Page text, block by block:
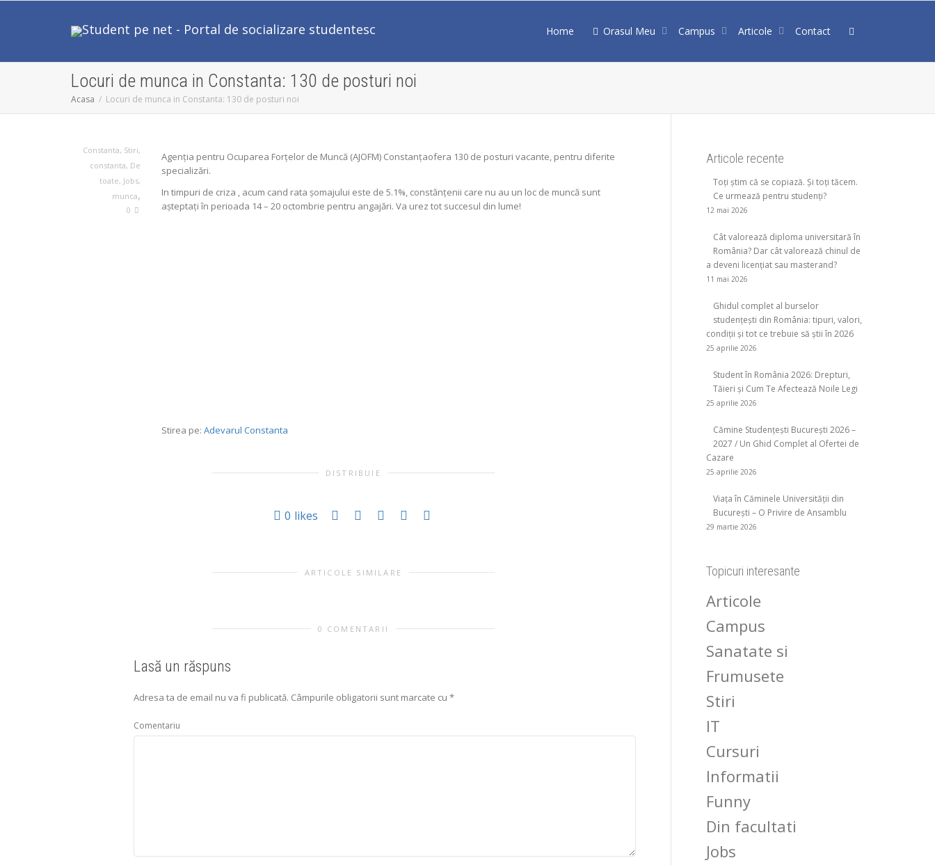
Home Orasul Meu Campus Articole Contact
Locuri de munca in Constanta: 130 de posturi noi
Acasa Locuri de munca in Constanta: 130 de posturi noi
Constanta, Stiri,
constanta, De
toate, Jobs,
munca,
0
Agenţia pentru Ocuparea Forţelor de Muncă (AJOFM) Constanţaofera 130 de posturi vacante, pentru diferite
specializări.
In timpuri de criza , acum cand rata şomajului este de 5.1%, constănţenii care nu au un loc de muncă sunt
aşteptaţi în perioada 14 – 20 octombrie pentru angajări. Va urez tot succesul din lume!
Stirea pe: Adevarul Constanta
DISTRIBUIE
0 likes
ARTICOLE SIMILARE
0 COMENTARII
Lasă un răspuns
Adresa ta de email nu va fi publicată. Câmpurile obligatorii sunt marcate cu *
Comentariu
Articole recente
Toți știm că se copiază. Și toți tăcem.
Ce urmează pentru studenți?
12 mai 2026
Cât valorează diploma universitară în
România? Dar cât valorează chinul de
a deveni licențiat sau masterand?
11 mai 2026
Ghidul complet al burselor
studențești din România: tipuri, valori,
condiții și tot ce trebuie să știi în 2026
25 aprilie 2026
Student în România 2026: Drepturi,
Tăieri și Cum Te Afectează Noile Legi
25 aprilie 2026
Cămine Studențești București 2026 –
2027 / Un Ghid Complet al Ofertei de
Cazare
25 aprilie 2026
Viața în Căminele Universității din
București – O Privire de Ansamblu
29 martie 2026
Topicuri interesante
Articole
Campus
Sanatate si
Frumusete
Stiri
IT
Cursuri
Informatii
Funny
Din facultati
Jobs